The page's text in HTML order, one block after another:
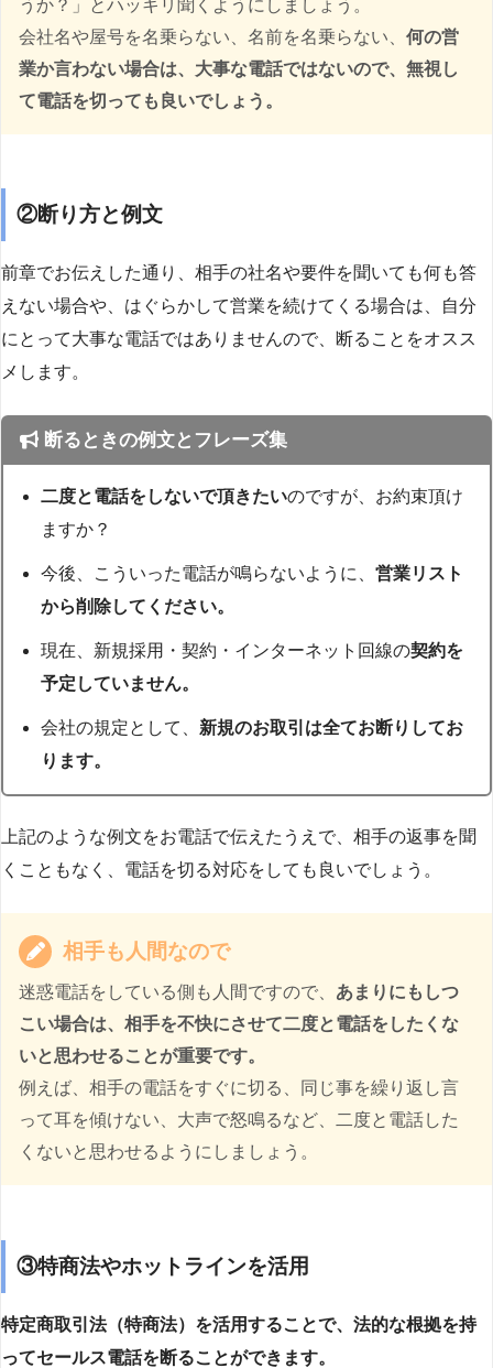
うか？」とハッキリ聞くようにしましょう。
会社名や屋号を名乗らない、名前を名乗らない、 何の営
業か言わない場合は、大事な電話ではないので、無視し
て電話を切っても良いでしょう。
②断り方と例文
前章でお伝えした通り、相手の社名や要件を聞いても何も答
えない場合や、はぐらかして営業を続けてくる場合は、自分
にとって大事な電話ではありませんので、断ることをオスス
メします。
断るときの例文とフレーズ集
二度と電話をしないで頂きたいのですが、お約束頂け
ますか？
今後、こういった電話が鳴らないように、営業リスト
から削除してください。
現在、新規採用・契約・インターネット回線の契約を
予定していません。
会社の規定として、 新規のお取引は全てお断りしてお
ります。
上記のような例文をお電話で伝えたうえで、相手の返事を聞
くこともなく、電話を切る対応をしても良いでしょう。
相手も人間なので
迷惑電話をしている側も人間ですので、 あまりにもしつ
こい場合は、相手を不快にさせて二度と電話をしたくな
いと思わせることが重要です。
例えば、相手の電話をすぐに切る、同じ事を繰り返し言
って耳を傾けない、大声で怒鳴るなど、二度と電話した
くないと思わせるようにしましょう。
③特商法やホットラインを活用
特定商取引法（特商法）を活用することで、法的な根拠を持
ってセールス電話を断ることができます。